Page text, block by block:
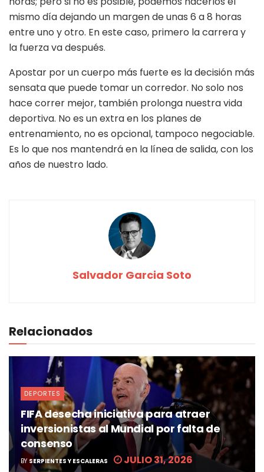
mismo día dejando un margen de unas 6 a 8 horas
entre uno y otro. En este caso, primero la carrera y
la fuerza va después.
Apostar por un cuerpo más fuerte es la decisión más
sensata que puede tomar un corredor. No solo nos
hace correr mejor, también prolonga nuestra vida
deportiva. No es un extra en los planes de
entrenamiento, no es opcional, tampoco negociable.
Es lo que nos mantendrá en la línea de salida, con los
años de nuestro lado.
Salvador Garcia Soto
Relacionados
DEPORTES
FIFA desecha iniciativa para atraer
inversionistas al Mundial por falta de
consenso
BY SERPIENTES Y ESCALERAS JULIO 31, 2026